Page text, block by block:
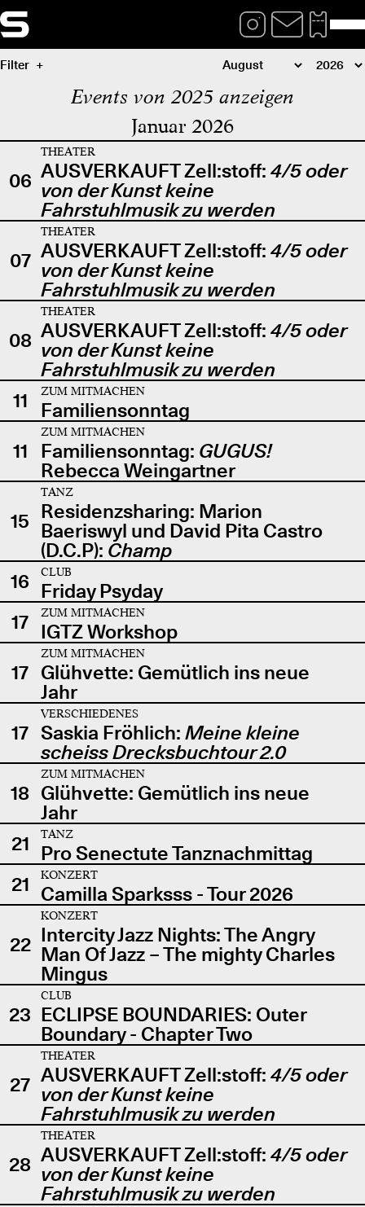
Filter
Events von 2025 anzeigen
Januar 2026
06
THEATER
AUSVERKAUFT Zell:stoff: 4/5 oder
von der Kunst keine
Fahrstuhlmusik zu werden
07
THEATER
AUSVERKAUFT Zell:stoff: 4/5 oder
von der Kunst keine
Fahrstuhlmusik zu werden
08
THEATER
AUSVERKAUFT Zell:stoff: 4/5 oder
von der Kunst keine
Fahrstuhlmusik zu werden
11
ZUM MITMACHEN
Familiensonntag
11
ZUM MITMACHEN
Familiensonntag: GUGUS!
Rebecca Weingartner
15
TANZ
Residenzsharing: Marion
Baeriswyl und David Pita Castro
(D.C.P): Champ
16
CLUB
Friday Psyday
17
ZUM MITMACHEN
IGTZ Workshop
17
ZUM MITMACHEN
Glühvette: Gemütlich ins neue
Jahr
17
VERSCHIEDENES
Saskia Fröhlich: Meine kleine
scheiss Drecksbuchtour 2.0
18
ZUM MITMACHEN
Glühvette: Gemütlich ins neue
Jahr
21
TANZ
Pro Senectute Tanznachmittag
21
KONZERT
Camilla Sparksss - Tour 2026
22
KONZERT
Intercity Jazz Nights: The Angry
Man Of Jazz – The mighty Charles
Mingus
23
CLUB
ECLIPSE BOUNDARIES: Outer
Boundary - Chapter Two
27
THEATER
AUSVERKAUFT Zell:stoff: 4/5 oder
von der Kunst keine
Fahrstuhlmusik zu werden
28
THEATER
AUSVERKAUFT Zell:stoff: 4/5 oder
von der Kunst keine
Fahrstuhlmusik zu werden